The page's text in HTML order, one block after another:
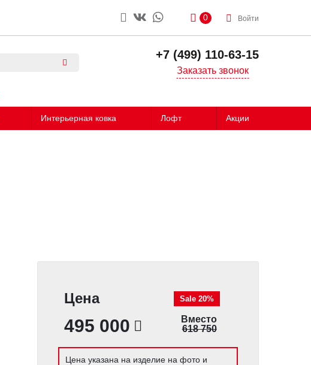
0 Войти
+7 (499) 110-63-15
Заказать звонок
Интерьерная ковка Лофт Акции
Цена
495 000
Sale 20%
Вместо
618 750
Цена указана на изделие на фото и